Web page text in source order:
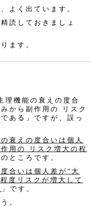
よく出ています。
読しておきましょ
ます。
機能の衰えの度合
から副作用の リスク
ある」ですが、誤っ
衰えの度合いは個人
用の リスク増大の程
のところです。
合いは個人差が“大
度リスクが増大して
」です。
。